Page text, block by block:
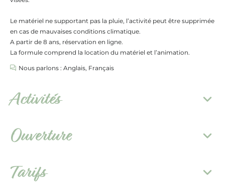
Le matériel ne supportant pas la pluie, l’activité peut être supprimée
en cas de mauvaises conditions climatique.
A partir de 8 ans, réservation en ligne.
La formule comprend la location du matériel et l’animation.
Nous parlons : Anglais, Français
Activités
Ouverture
Tarifs